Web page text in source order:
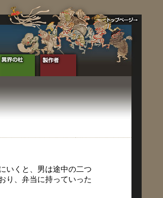
いくと、男は途中の二つ
り、弁当に持っていった